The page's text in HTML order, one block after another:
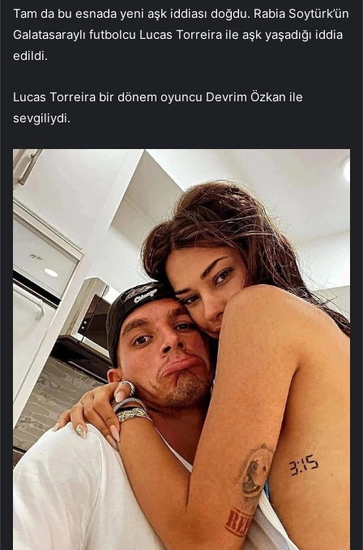
Tam da bu esnada yeni aşk iddiası doğdu. Rabia Soytürk’ün
Galatasaraylı futbolcu Lucas Torreira ile aşk yaşadığı iddia
edildi.
Lucas Torreira bir dönem oyuncu Devrim Özkan ile
sevgiliydi.